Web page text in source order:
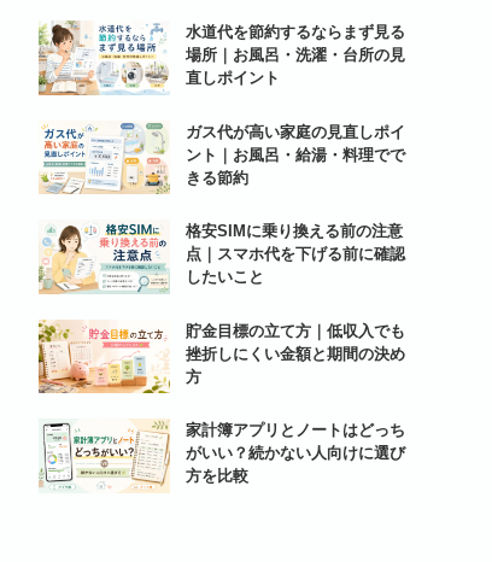
水道代を節約するならまず見る
場所｜お風呂・洗濯・台所の見
直しポイント
ガス代が高い家庭の見直しポイ
ント｜お風呂・給湯・料理でで
きる節約
格安SIMに乗り換える前の注意
点｜スマホ代を下げる前に確認
したいこと
貯金目標の立て方｜低収入でも
挫折しにくい金額と期間の決め
方
家計簿アプリとノートはどっち
がいい？続かない人向けに選び
方を比較